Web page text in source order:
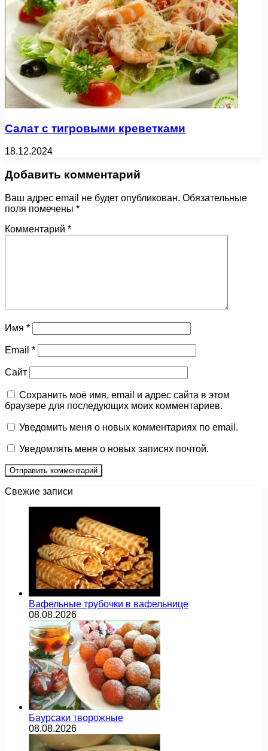
Салат с тигровыми креветками
18.12.2024
Добавить комментарий
Ваш адрес email не будет опубликован. Обязательные
поля помечены *
Комментарий *
Имя *
Email *
Сайт
Сохранить моё имя, email и адрес сайта в этом
браузере для последующих моих комментариев.
Уведомить меня о новых комментариях по email.
Уведомлять меня о новых записях почтой.
Свежие записи
Вафельные трубочки в вафельнице
08.08.2026
Баурсаки творожные
08.08.2026